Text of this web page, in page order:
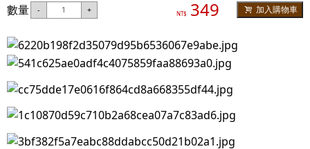
數量 - + NT$ 349 加入購物車